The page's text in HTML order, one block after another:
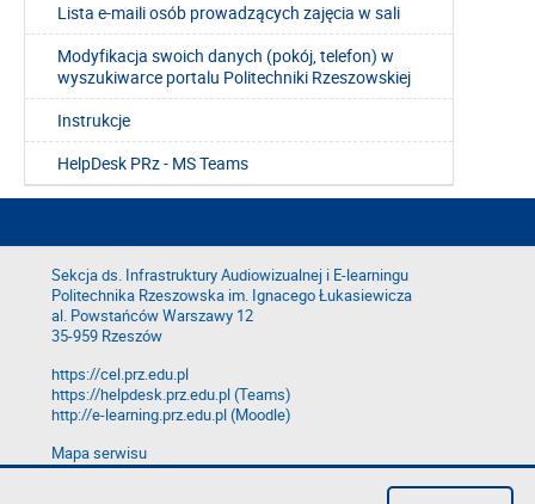
Lista e-maili osób prowadzących zajęcia w sali
Modyfikacja swoich danych (pokój, telefon) w
wyszukiwarce portalu Politechniki Rzeszowskiej
Instrukcje
HelpDesk PRz - MS Teams
Sekcja ds. Infrastruktury Audiowizualnej i E-learningu
Politechnika Rzeszowska im. Ignacego Łukasiewicza
al. Powstańców Warszawy 12
35-959 Rzeszów
https://cel.prz.edu.pl
https://helpdesk.prz.edu.pl (Teams)
http://e-learning.prz.edu.pl (Moodle)
Mapa serwisu
Deklaracja dostępności